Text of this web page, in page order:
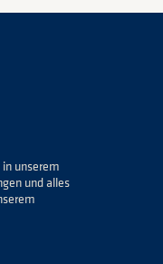
unserem
und alles